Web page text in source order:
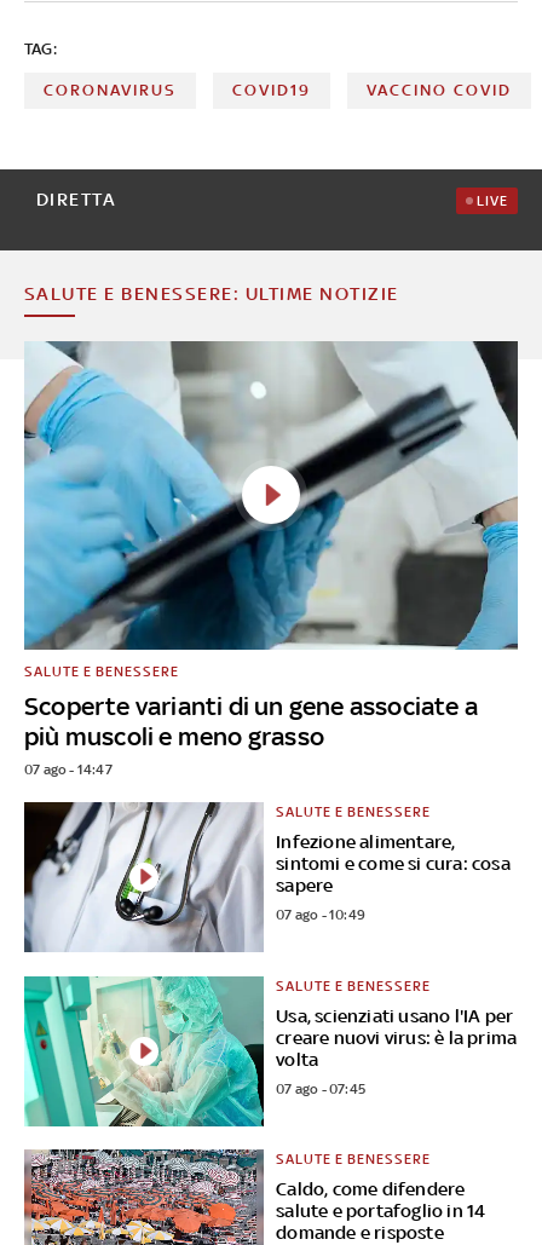
TAG:
CORONAVIRUS COVID19 VACCINO COVID
DIRETTA LIVE
SALUTE E BENESSERE: ULTIME NOTIZIE
Scoperte varianti di un gene associate a
più muscoli e meno grasso
SALUTE E BENESSERE
07 ago - 14:47
Infezione alimentare,
sintomi e come si cura: cosa
sapere
SALUTE E BENESSERE
07 ago - 10:49
Usa, scienziati usano l'IA per
creare nuovi virus: è la prima
volta
SALUTE E BENESSERE
07 ago - 07:45
Caldo, come difendere
salute e portafoglio in 14
domande e risposte
SALUTE E BENESSERE